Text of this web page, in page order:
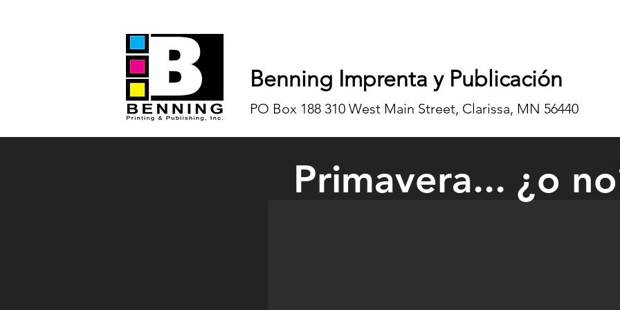
Benning Imprenta y Publicación
PO Box 188 310 West Main Street, Clarissa, MN 56440
Spring sports had barely begun before snowfall levels between six and 12
Primavera... ¿o